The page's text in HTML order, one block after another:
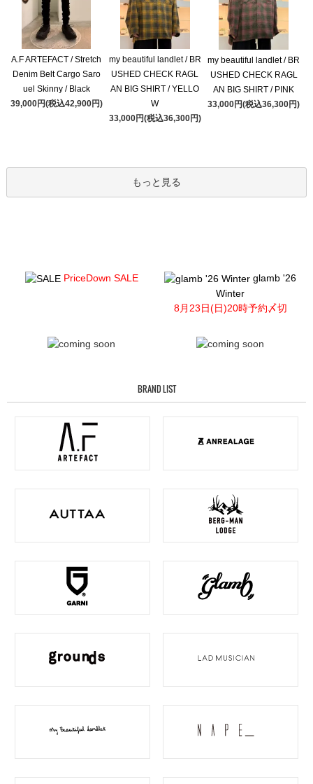
A.F ARTEFACT / Stretch
Denim Belt Cargo Saro
uel Skinny / Black
39,000円(税込42,900円)
my beautiful landlet / BR
USHED CHECK RAGL
AN BIG SHIRT / YELLO
W
33,000円(税込36,300円)
my beautiful landlet / BR
USHED CHECK RAGL
AN BIG SHIRT / PINK
33,000円(税込36,300円)
もっと見る
PriceDown SALE
glamb '26
Winter
8月23日(日)20時予約〆切
BRAND LIST